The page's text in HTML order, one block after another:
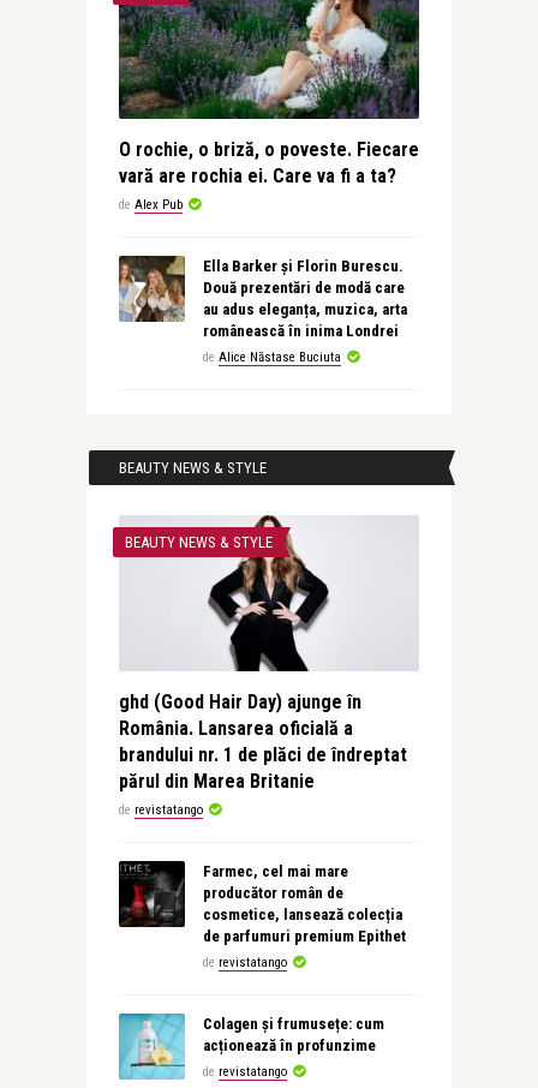
O rochie, o briză, o poveste. Fiecare
vară are rochia ei. Care va fi a ta?
de Alex Pub
Ella Barker și Florin Burescu.
Două prezentări de modă care
au adus eleganța, muzica, arta
românească în inima Londrei
de Alice Năstase Buciuta
BEAUTY NEWS & STYLE
BEAUTY NEWS & STYLE
ghd (Good Hair Day) ajunge în
România. Lansarea oficială a
brandului nr. 1 de plăci de îndreptat
părul din Marea Britanie
de revistatango
Farmec, cel mai mare
producător român de
cosmetice, lansează colecția
de parfumuri premium Epithet
de revistatango
Colagen și frumusețe: cum
acționează în profunzime
de revistatango